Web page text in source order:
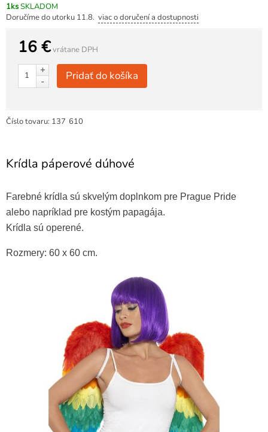
1ksSKLADOM
Doručíme do utorku 11.8. viac o doručení a dostupnosti
16 €vrátane DPH
+
-
Pridať do košíka
Číslo tovaru: 137 610
Krídla páperové dúhové
Farebné krídla sú skvelým doplnkom pre Prague Pride
alebo napríklad pre kostým papagája.
Krídla sú operené.
Rozmery: 60 x 60 cm.